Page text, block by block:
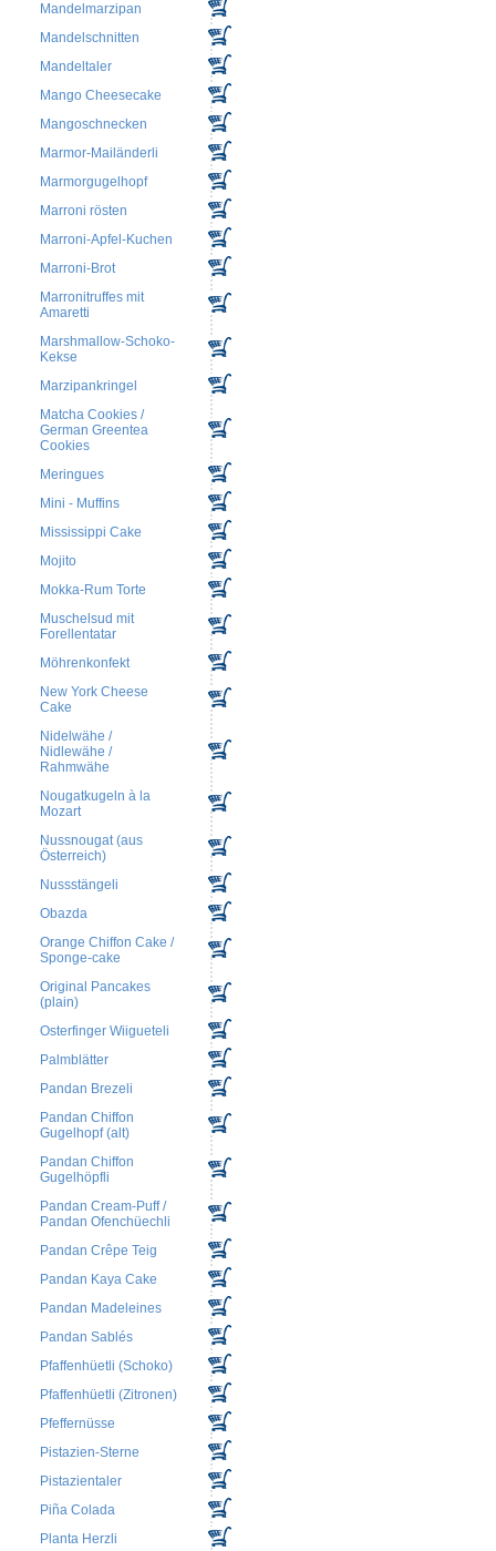
Mandelmarzipan
Mandelschnitten
Mandeltaler
Mango Cheesecake
Mangoschnecken
Marmor-Mailänderli
Marmorgugelhopf
Marroni rösten
Marroni-Apfel-Kuchen
Marroni-Brot
Marronitruffes mit
Amaretti
Marshmallow-Schoko-
Kekse
Marzipankringel
Matcha Cookies /
German Greentea
Cookies
Meringues
Mini - Muffins
Mississippi Cake
Mojito
Mokka-Rum Torte
Muschelsud mit
Forellentatar
Möhrenkonfekt
New York Cheese
Cake
Nidelwähe /
Nidlewähe /
Rahmwähe
Nougatkugeln à la
Mozart
Nussnougat (aus
Österreich)
Nussstängeli
Obazda
Orange Chiffon Cake /
Sponge-cake
Original Pancakes
(plain)
Osterfinger Wiigueteli
Palmblätter
Pandan Brezeli
Pandan Chiffon
Gugelhopf (alt)
Pandan Chiffon
Gugelhöpfli
Pandan Cream-Puff /
Pandan Ofenchüechli
Pandan Crêpe Teig
Pandan Kaya Cake
Pandan Madeleines
Pandan Sablés
Pfaffenhüetli (Schoko)
Pfaffenhüetli (Zitronen)
Pfeffernüsse
Pistazien-Sterne
Pistazientaler
Piña Colada
Planta Herzli